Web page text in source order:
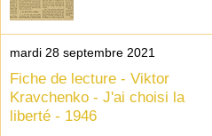
mardi 28 septembre 2021
Fiche de lecture - Viktor
Kravchenko - J'ai choisi la
liberté - 1946